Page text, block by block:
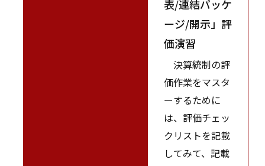
表/連結パッケ
ージ/開示」評
価演習
決算統制の評
価作業をマスタ
ーするために
は、評価チェッ
クリストを記載
してみて、記載